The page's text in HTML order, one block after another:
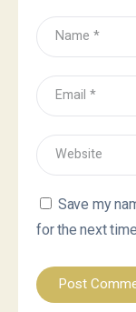
Save my
for the next